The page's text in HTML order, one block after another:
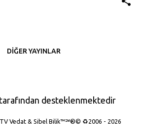
DIĞER YAYINLAR
desteklenmektedir
Vedat & Sibel Bilik™℠®© ♻️2006 - 2026